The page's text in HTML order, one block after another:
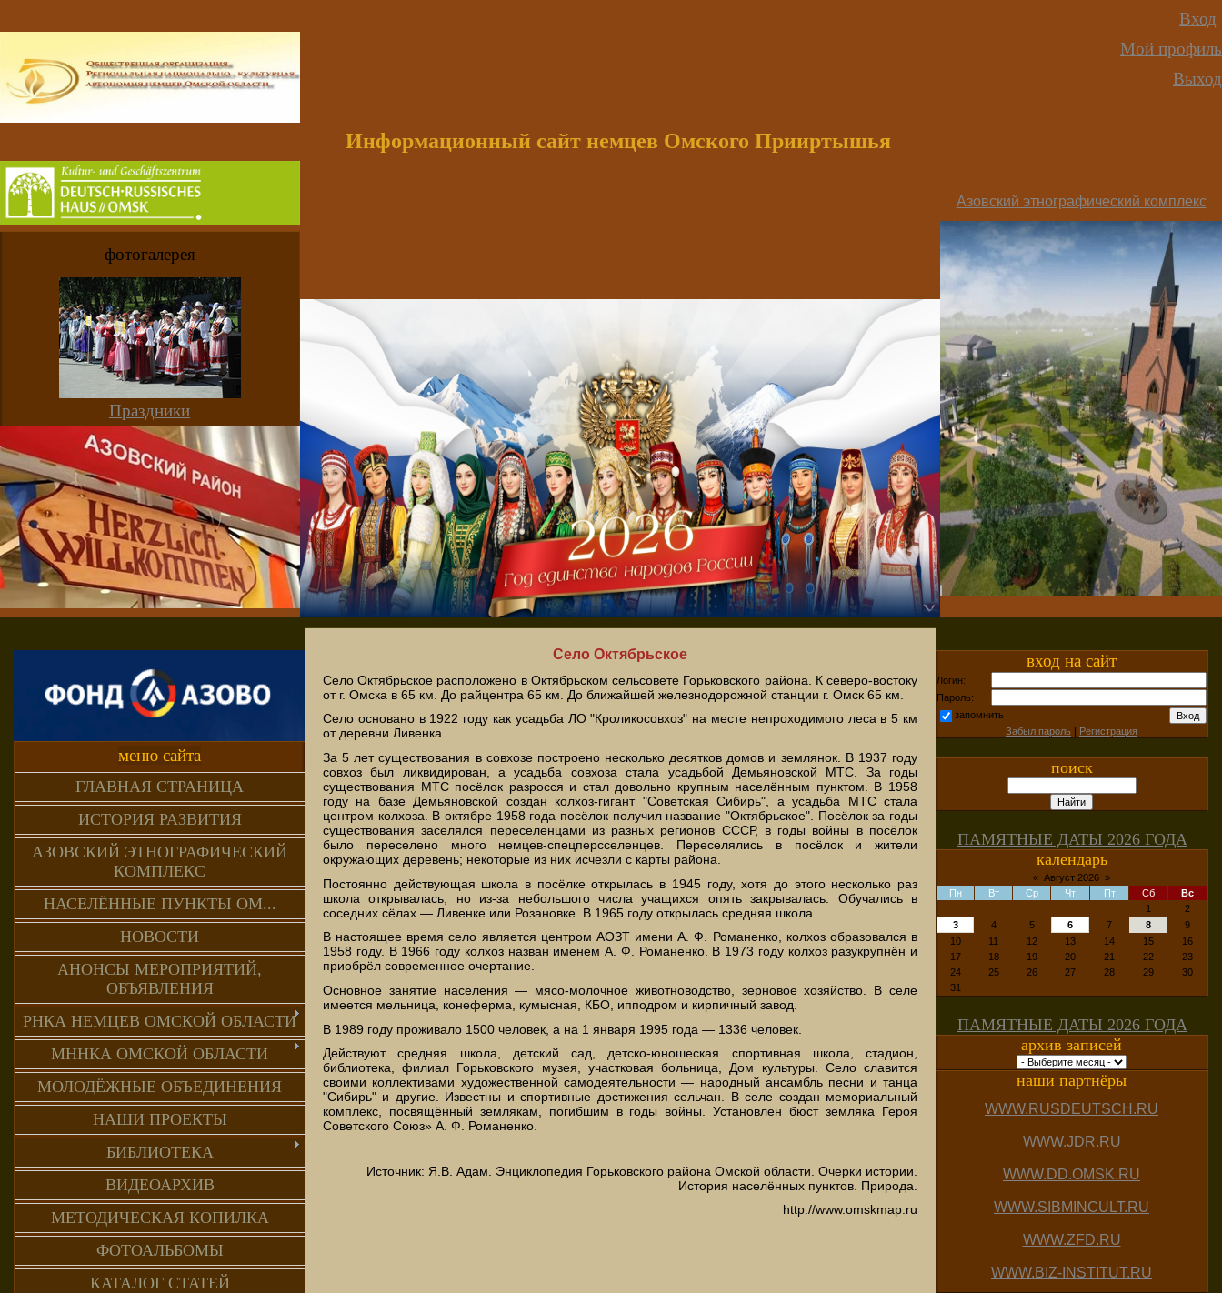
Вход
Мой профиль
Выход
фотогалерея
Праздники
Информационный сайт немцев Омского Прииртышья
Азовский этнографический комплекс
меню сайта
ГЛАВНАЯ СТРАНИЦА
ИСТОРИЯ РАЗВИТИЯ
АЗОВСКИЙ ЭТНОГРАФИЧЕСКИЙ
КОМПЛЕКС
НАСЕЛЁННЫЕ ПУНКТЫ ОМ...
НОВОСТИ
АНОНСЫ МЕРОПРИЯТИЙ,
ОБЪЯВЛЕНИЯ
РНКА НЕМЦЕВ ОМСКОЙ ОБЛАСТИ
МННКА ОМСКОЙ ОБЛАСТИ
МОЛОДЁЖНЫЕ ОБЪЕДИНЕНИЯ
НАШИ ПРОЕКТЫ
БИБЛИОТЕКА
ВИДЕОАРХИВ
МЕТОДИЧЕСКАЯ КОПИЛКА
ФОТОАЛЬБОМЫ
КАТАЛОГ СТАТЕЙ
Село Октябрьское
Село Октябрьское расположено в Октябрьском сельсовете Горьковского района. К северо-востоку
от г. Омска в 65 км. До райцентра 65 км. До ближайшей железнодорожной станции г. Омск 65 км.
Село основано в 1922 году как усадьба ЛО "Кроликосовхоз" на месте непроходимого леса в 5 км
от деревни Ливенка.
За 5 лет существования в совхозе построено несколько десятков домов и землянок. В 1937 году
совхоз был ликвидирован, а усадьба совхоза стала усадьбой Демьяновской МТС. За годы
существования МТС посёлок разросся и стал довольно крупным населённым пунктом. В 1958
году на базе Демьяновской создан колхоз-гигант "Советская Сибирь", а усадьба МТС стала
центром колхоза. В октябре 1958 года посёлок получил название "Октябрьское". Посёлок за годы
существования заселялся переселенцами из разных регионов СССР, в годы войны в посёлок
было переселено много немцев-спецперсселенцев. Переселялись в посёлок и жители
окружающих деревень; некоторые из них исчезли с карты района.
Постоянно действующая школа в посёлке открылась в 1945 году, xoтя до этого несколько раз
школа открывалась, но из-за небольшого числа учащихся опять закрывалась. Обучались в
соседних сёлах — Ливенке или Розановке. В 1965 году открылась средняя школа.
В настоящее время село является центром АОЗТ имени А. Ф. Романенко, колхоз образовался в
1958 году. В 1966 году колхоз назван именем А. Ф. Романенко. В 1973 году колхоз разукрупнён и
приобрёл современное очертание.
Основное занятие населения — мясо-молочное животноводство, зерновое хозяйство. В селе
имеется мельница, конеферма, кумысная, КБО, ипподром и кирпичный завод.
В 1989 году проживало 1500 человек, а на 1 января 1995 года — 1336 человек.
Действуют средняя школа, детский сад, детско-юношеская спортивная школа, стадион,
библиотека, филиал Горьковского музея, участковая больница, Дом культуры. Село славится
своими коллективами художественной самодеятельности — народный ансамбль песни и танца
"Сибирь" и другие. Известны и спортивные достижения сельчан. В селе создан мемориальный
комплекс, посвящённый землякам, погибшим в годы войны. Установлен бюст земляка Героя
Советского Союз» А. Ф. Романенко.
Источник: Я.В. Адам. Энциклопедия Горьковского района Омской области. Очерки истории.
История населённых пунктов. Природа.
http://www.omskmap.ru
вход на сайт
Логин:
Пароль:
запомнить
Забыл пароль | Регистрация
поиск
ПАМЯТНЫЕ ДАТЫ 2026 ГОДА
календарь
« Август 2026 »
Пн
Вт Ср Чт Пт Сб
Вс
1
2
3
4 5 6 7 8
9
10
11 12 13 14 15
16
17
18 19 20 21 22
23
24
25 26 27 28 29
30
31
ПАМЯТНЫЕ ДАТЫ 2026 ГОДА
архив записей
наши партнёры
WWW.RUSDEUTSCH.RU
WWW.JDR.RU
WWW.DD.OMSK.RU
WWW.SIBMINCULT.RU
WWW.ZFD.RU
WWW.BIZ-INSTITUT.RU